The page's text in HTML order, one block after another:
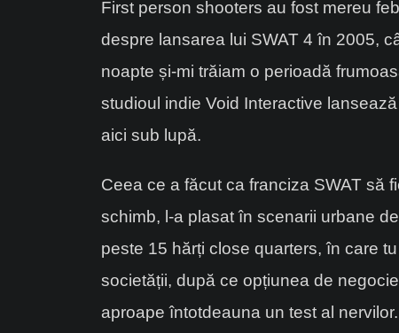
First person shooters au fost mereu
despre lansarea lui SWAT 4 în 2005,
noapte și-mi trăiam o perioadă
studioul indie Void Interactive
aici sub lupă.
Ceea ce a făcut ca franciza SWAT să
schimb, l-a plasat în scenarii urbane
peste 15 hărți close quarters, în care
societății, după ce opțiunea de
aproape întotdeauna un test al